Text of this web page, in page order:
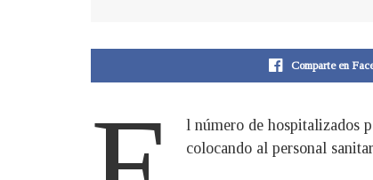
Comparte en
l número de hospitalizados
colocando al personal